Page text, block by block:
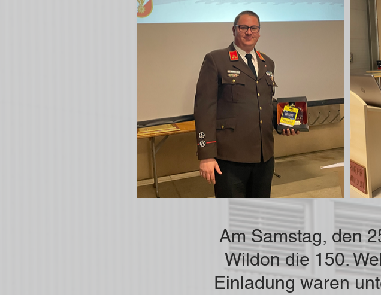
Am Samstag, den
Wildon die 150.
Einladung waren